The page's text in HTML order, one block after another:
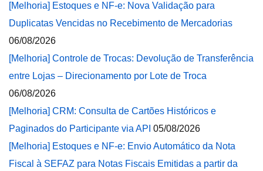
[Melhoria] Estoques e NF-e: Nova Validação para
Duplicatas Vencidas no Recebimento de Mercadorias
06/08/2026
[Melhoria] Controle de Trocas: Devolução de Transferência
entre Lojas – Direcionamento por Lote de Troca
06/08/2026
[Melhoria] CRM: Consulta de Cartões Históricos e
Paginados do Participante via API 05/08/2026
[Melhoria] Estoques e NF-e: Envio Automático da Nota
Fiscal à SEFAZ para Notas Fiscais Emitidas a partir da